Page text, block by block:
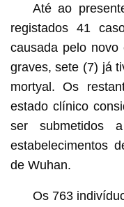
Até ao
registados 41
causada pelo
graves, sete (7) já
mortyal. Os
estado clínico
ser submetidos
estabelecimentos
de Wuhan.
Os 763